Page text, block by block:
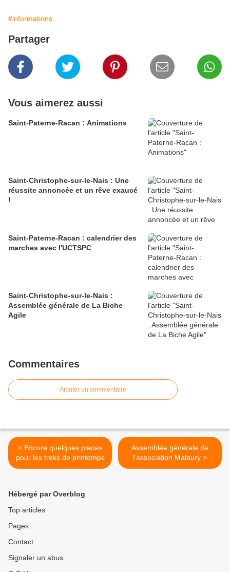
#informations
Partager
Vous aimerez aussi
Saint-Paterne-Racan : Animations
Saint-Christophe-sur-le-Nais : Une
réussite annoncée et un rêve exaucé
!
Saint-Paterne-Racan : calendrier des
marches avec l'UCTSPC
Saint-Christophe-sur-le-Nais :
Assemblée générale de La Biche
Agile
Commentaires
Ajouter un commentaire
< Encore quelques places
pour les treks de printemps
Assemblée générale de
l'association Malaury >
Hébergé par Overblog
Top articles
Pages
Contact
Signaler un abus